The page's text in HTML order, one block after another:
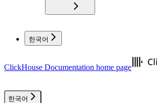
한국어
ClickHouse Documentation home page
한국어